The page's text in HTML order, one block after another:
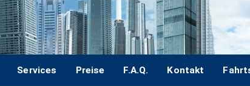
Services Preise F.A.Q. Kontakt